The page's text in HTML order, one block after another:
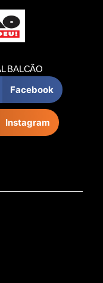
BALCÃO
Facebook
Instagram